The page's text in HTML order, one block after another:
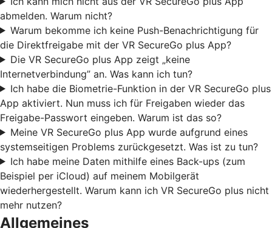
abmelden. Warum nicht?
Warum bekomme ich keine Push-Benachrichtigung für
die Direktfreigabe mit der VR SecureGo plus App?
Die VR SecureGo plus App zeigt „keine
Internetverbindung” an. Was kann ich tun?
Ich habe die Biometrie-Funktion in der VR SecureGo plus
App aktiviert. Nun muss ich für Freigaben wieder das
Freigabe-Passwort eingeben. Warum ist das so?
Meine VR SecureGo plus App wurde aufgrund eines
systemseitigen Problems zurückgesetzt. Was ist zu tun?
Ich habe meine Daten mithilfe eines Back-ups (zum
Beispiel per iCloud) auf meinem Mobilgerät
wiederhergestellt. Warum kann ich VR SecureGo plus nicht
mehr nutzen?
Allgemeines